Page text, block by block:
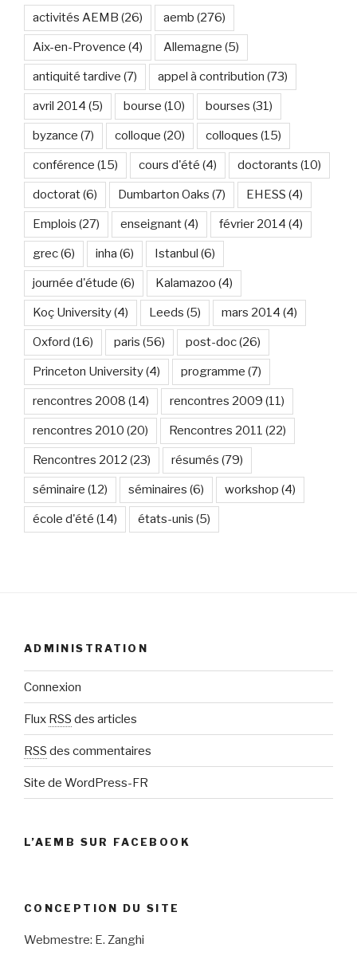
activités AEMB (26) aemb (276)
Aix-en-Provence (4) Allemagne (5)
antiquité tardive (7) appel à contribution (73)
avril 2014 (5) bourse (10) bourses (31)
byzance (7) colloque (20) colloques (15)
conférence (15) cours d'été (4) doctorants (10)
doctorat(6) Dumbarton Oaks (7) EHESS (4)
Emplois (27) enseignant(4) février 2014 (4)
grec(6) inha (6) Istanbul (6)
journée d'étude (6) Kalamazoo (4)
Koç University(4) Leeds (5) mars 2014 (4)
Oxford (16) paris (56) post-doc(26)
Princeton University(4) programme (7)
rencontres 2008 (14) rencontres 2009 (11)
rencontres 2010 (20) Rencontres 2011 (22)
Rencontres 2012 (23) résumés (79)
séminaire (12) séminaires (6) workshop (4)
école d'été (14) états-unis (5)
ADMINISTRATION
Connexion
Flux RSS des articles
RSS des commentaires
Site de WordPress-FR
L’AEMB SUR FACEBOOK
CONCEPTION DU SITE
Webmestre: E. Zanghi